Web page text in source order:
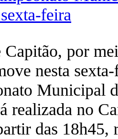
feira
por
nesta
Municipal
realizada no
das